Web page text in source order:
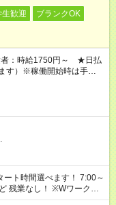
生歓迎
ブランクOK
者：時給1750円～ ★日払
す）※稼働開始時は手続き
！ ※Wワークの
の就業はご案内できませ